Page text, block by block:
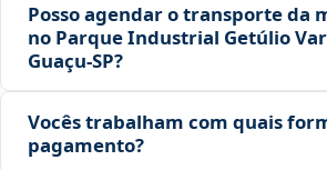
Posso agendar o transporte da
no Parque Industrial Getúlio
Guaçu‑SP?
Vocês trabalham com quais
pagamento?